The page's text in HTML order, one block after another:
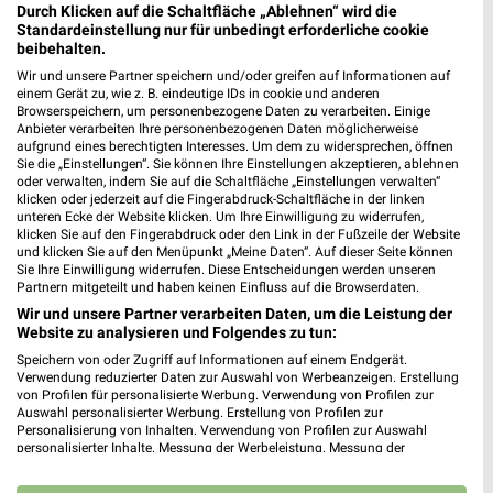
248,30 km
dm
Erich-Ollenhauer-Straße 7
30851 Langenhagen
247,31 km
Drogerie & Parfümerie Angebote für Neustadt
(Rübenberge) und Umgebung
6 Prospekte
Müller Müller
Durch Klicken auf die Schaltfläche „Ablehnen“ wird die
Standardeinstellung nur für unbedingt erforderliche cookie
beibehalten.
Wir und unsere Partner speichern und/oder greifen auf Informationen auf
einem Gerät zu, wie z. B. eindeutige IDs in cookie und anderen
Browserspeichern, um personenbezogene Daten zu verarbeiten. Einige
Anbieter verarbeiten Ihre personenbezogenen Daten möglicherweise
aufgrund eines berechtigten Interesses. Um dem zu widersprechen, öffnen
Sie die „Einstellungen“. Sie können Ihre Einstellungen akzeptieren, ablehnen
oder verwalten, indem Sie auf die Schaltfläche „Einstellungen verwalten“
klicken oder jederzeit auf die Fingerabdruck-Schaltfläche in der linken
unteren Ecke der Website klicken. Um Ihre Einwilligung zu widerrufen,
klicken Sie auf den Fingerabdruck oder den Link in der Fußzeile der Website
und klicken Sie auf den Menüpunkt „Meine Daten“. Auf dieser Seite können
Sie Ihre Einwilligung widerrufen. Diese Entscheidungen werden unseren
Partnern mitgeteilt und haben keinen Einfluss auf die Browserdaten.
Wir und unsere Partner verarbeiten Daten, um die Leistung der
Website zu analysieren und Folgendes zu tun:
Speichern von oder Zugriff auf Informationen auf einem Endgerät.
Verwendung reduzierter Daten zur Auswahl von Werbeanzeigen. Erstellung
von Profilen für personalisierte Werbung. Verwendung von Profilen zur
Auswahl personalisierter Werbung. Erstellung von Profilen zur
Personalisierung von Inhalten. Verwendung von Profilen zur Auswahl
personalisierter Inhalte. Messung der Werbeleistung. Messung der
Kombinationen von Daten aus verschiedenen Quellen. Entwicklung und